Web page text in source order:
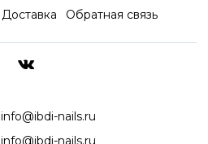
Доставка Обратная связь
info@ibdi-nails.ru
info@ibdi-nails.ru